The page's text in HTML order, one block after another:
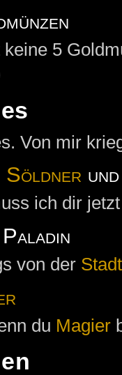
keine 5
Von mir
Söldner
ich dir
von der
du Magier